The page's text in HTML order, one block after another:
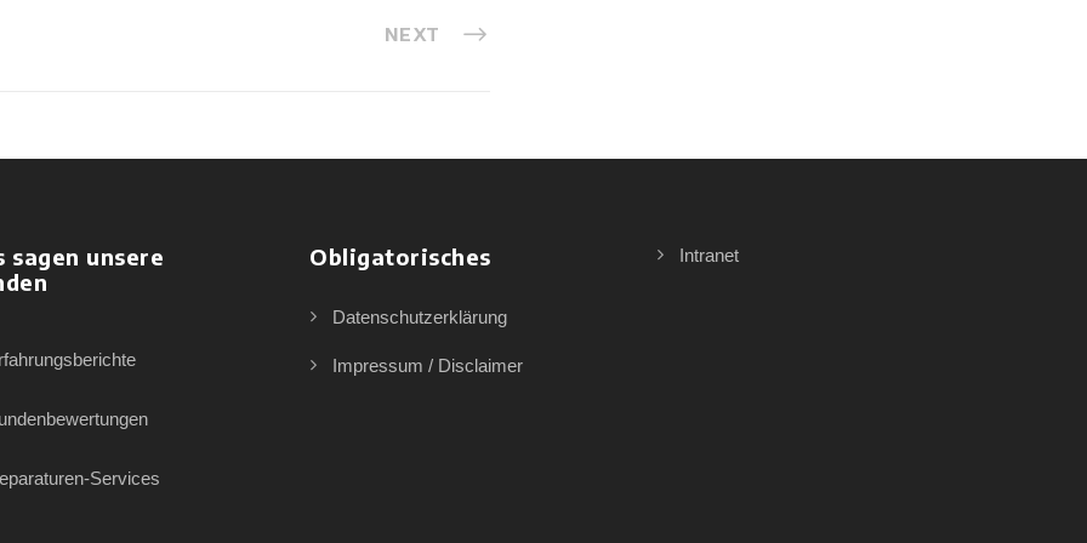
NEXT
sagen unsere
Services
Obligatorisches
Datenschutzerklärung
Impressum / Disclaimer
Intranet